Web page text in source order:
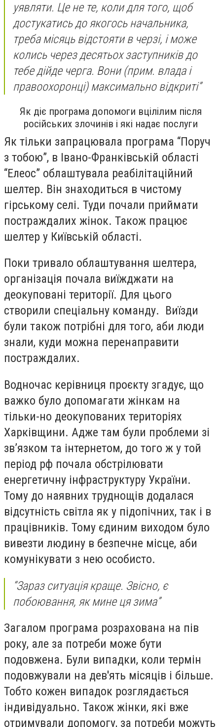
уявляти. Це не те, коли для того, щоб
достукатись до якогось начальника,
треба місяць відстояти в черзі, і може
колись через десятьох заступників до
тебе дійде черга. Вони (прим. влада і
правоохоронці) максимально відкриті”
Як діє програма допомоги вцілілим після
російських злочинів і які надає послуги
Як тільки запрацювала програма “Поруч
з тобою”, в Івано-Франківській області
“Елеос” облаштувала реабілітаційний
шелтер. Він знаходиться в чистому
гірському селі. Туди почали приймати
постраждалих жінок. Також працює
шелтер у Київській області.
Поки тривало облаштування шелтера,
організація почала виїжджати на
деокуповані території. Для цього
створили спеціальну команду. Виїзди
були також потрібні для того, аби люди
знали, куди можна перенаправити
постраждалих.
Водночас керівниця проєкту згадує, що
важко було допомагати жінкам на
тільки-но деокупованих територіях
Харківщини. Адже там були проблеми зі
звʼязком та інтернетом, до того ж у той
період рф почала обстрілювати
енергетичну інфраструктуру України.
Тому до наявних труднощів додалася
відсутність світла як у підопічних, так і в
працівників. Тому єдиним виходом було
вивезти людину в безпечне місце, аби
комунікувати з нею особисто.
“Зараз ситуація краще. Звісно, є
побоювання, як мине ця зима”
Загалом програма розрахована на пів
року, але за потреби може бути
подовжена. Були випадки, коли термін
подовжували на дев'ять місяців і більше.
Тобто кожен випадок розглядається
індивідуально. Також жінки, які вже
отримували допомогу, за потреби можуть